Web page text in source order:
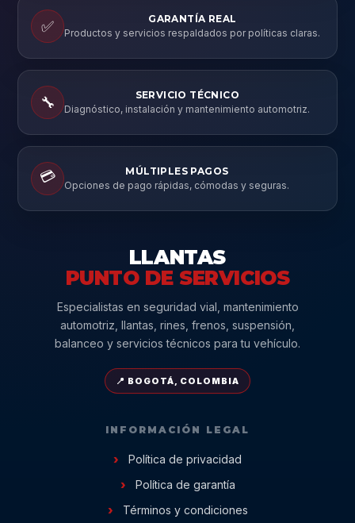
✅
GARANTÍA REAL
Productos y servicios respaldados por políticas claras.
🔧
SERVICIO TÉCNICO
Diagnóstico, instalación y mantenimiento automotriz.
💳
MÚLTIPLES PAGOS
Opciones de pago rápidas, cómodas y seguras.
LLANTAS
PUNTO DE SERVICIOS
Especialistas en seguridad vial, mantenimiento
automotriz, llantas, rines, frenos, suspensión,
balanceo y servicios técnicos para tu vehículo.
📍 BOGOTÁ, COLOMBIA
INFORMACIÓN LEGAL
Política de privacidad
Política de garantía
Términos y condiciones